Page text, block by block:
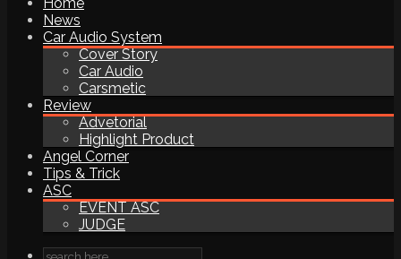
News
Car Audio System
Cover Story
Car Audio
Carsmetic
Review
Advetorial
Highlight Product
Angel Corner
Tips & Trick
ASC
EVENT ASC
JUDGE